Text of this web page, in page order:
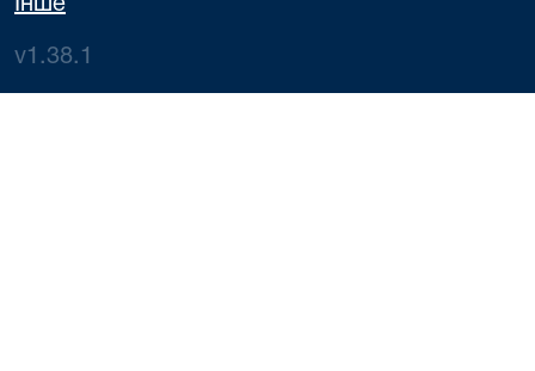
Інше
v1.38.1